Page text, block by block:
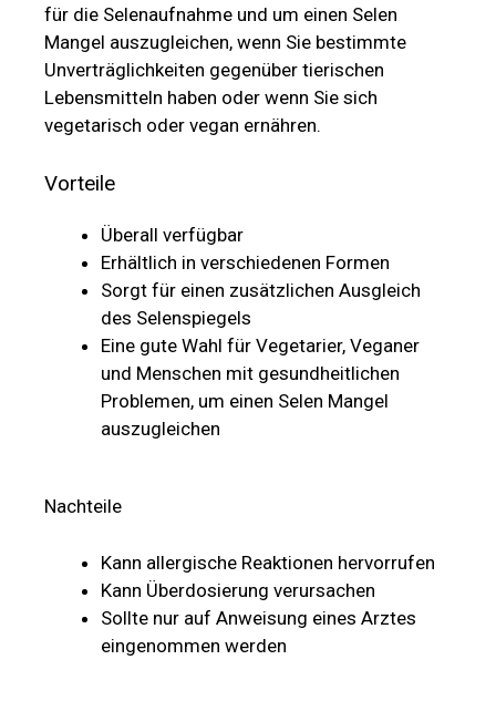
für die Selenaufnahme und um einen Selen
Mangel auszugleichen, wenn Sie bestimmte
Unverträglichkeiten gegenüber tierischen
Lebensmitteln haben oder wenn Sie sich
vegetarisch oder vegan ernähren.
Vorteile
Überall verfügbar
Erhältlich in verschiedenen Formen
Sorgt für einen zusätzlichen Ausgleich
des Selenspiegels
Eine gute Wahl für Vegetarier, Veganer
und Menschen mit gesundheitlichen
Problemen, um einen Selen Mangel
auszugleichen
Nachteile
Kann allergische Reaktionen hervorrufen
Kann Überdosierung verursachen
Sollte nur auf Anweisung eines Arztes
eingenommen werden